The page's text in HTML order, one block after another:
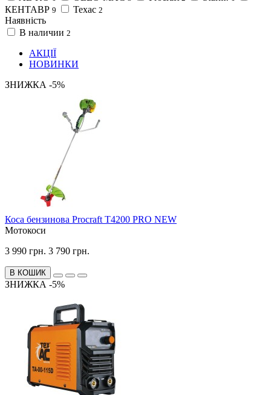
КЕНТАВР 9 Техас 2
Наявність
В наличии 2
АКЦІЇ
НОВИНКИ
ЗНИЖКА -5%
Коса бензинова Procraft T4200 PRO NEW
Мотокоси
3 990 грн. 3 790 грн.
В КОШИК
ЗНИЖКА -5%